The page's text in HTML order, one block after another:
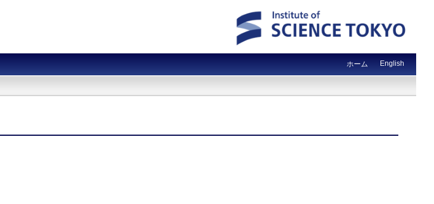
ホーム English